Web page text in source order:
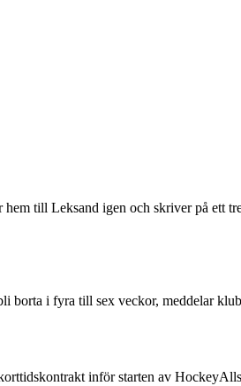
till Leksand igen och skriver på ett
borta i fyra till sex veckor, meddelar
inför starten av